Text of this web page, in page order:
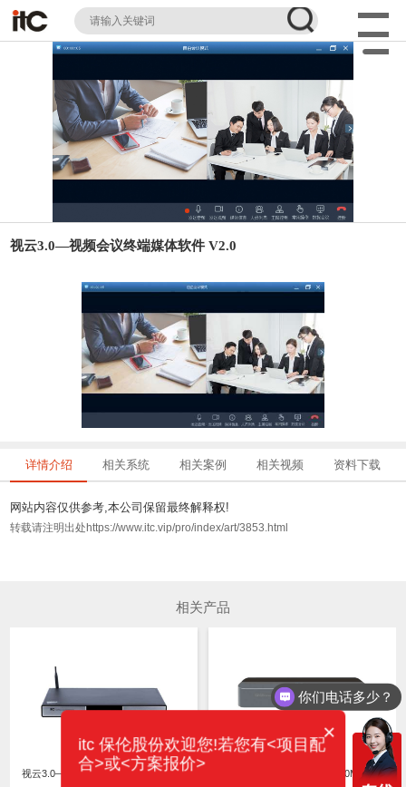
视云3.0—视频会议终端媒体软件 V2.0
详情介绍 相关系统 相关案例 相关视频 资料下载
网站内容仅供参考,本公司保留最终解释权!
转载请注明出处https://www.itc.vip/pro/index/art/3853.html
相关产品
视云3.0—高清视频终端 NT90LT 规格LT01M4/LT01M8/LT01M16 视云3.0—高清视频终端 NT90MB
你们电话多少？
×
itc 保伦股份欢迎您!若您有<项目配
合>或<方案报价>